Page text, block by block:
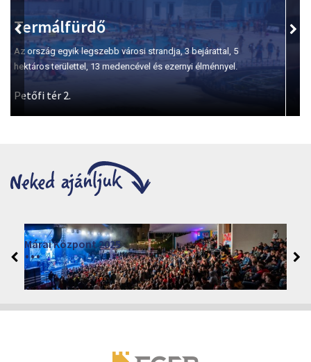
Szépasszony-völgy
A borkóstolás első számú helyszíne Egerben.
Márai Központ 2026
2026. június 19. - 2026. augusztus 28.
Márai Központ, Eger 3300, Szépasszony-völgy 35.